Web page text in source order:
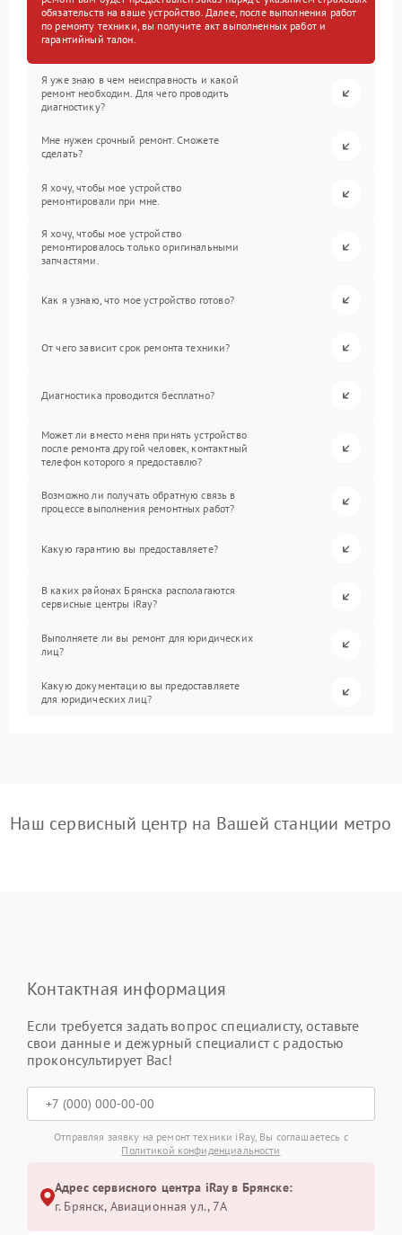
обязательств на ваше устройство. Далее, после выполнения работ
по ремонту техники, вы получите акт выполненных работ и
гарантийный талон.
Я уже знаю в чем неисправность и какой
ремонт необходим. Для чего проводить
диагностику?
Мне нужен срочный ремонт. Сможете
сделать?
Я хочу, чтобы мое устройство
ремонтировали при мне.
Я хочу, чтобы мое устройство
ремонтировалось только оригинальными
запчастями.
Как я узнаю, что мое устройство готово?
От чего зависит срок ремонта техники?
Диагностика проводится бесплатно?
Может ли вместо меня принять устройство
после ремонта другой человек, контактный
телефон которого я предоставлю?
Возможно ли получать обратную связь в
процессе выполнения ремонтных работ?
Какую гарантию вы предоставляете?
В каких районах Брянска располагаются
сервисные центры iRay?
Выполняете ли вы ремонт для юридических
лиц?
Какую документацию вы предоставляете
для юридических лиц?
Наш сервисный центр на Вашей станции метро
Контактная информация
Если требуется задать вопрос специалисту, оставьте
свои данные и дежурный специалист с радостью
проконсультирует Вас!
Отправляя заявку на ремонт техники iRay, Вы соглашаетесь с
Политикой конфиденциальности
Адрес сервисного центра iRay в Брянске:
г. Брянск, Авиационная ул., 7А